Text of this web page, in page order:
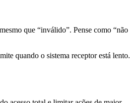
que “inválido”. Pense como “não
quando o sistema receptor está lento.